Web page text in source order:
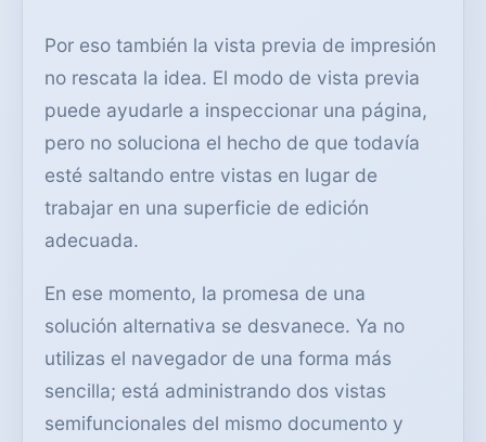
Por eso también la vista previa de impresión
no rescata la idea. El modo de vista previa
puede ayudarle a inspeccionar una página,
pero no soluciona el hecho de que todavía
esté saltando entre vistas en lugar de
trabajar en una superficie de edición
adecuada.
En ese momento, la promesa de una
solución alternativa se desvanece. Ya no
utilizas el navegador de una forma más
sencilla; está administrando dos vistas
semifuncionales del mismo documento y